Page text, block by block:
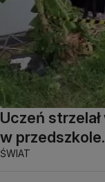
Uczeń
w
ŚWIAT